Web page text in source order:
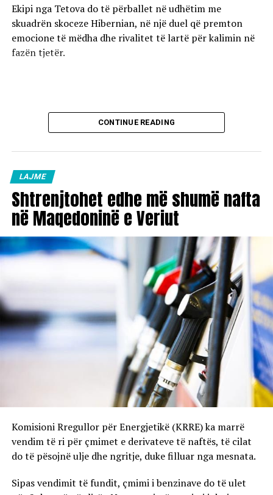
Ekipi nga Tetova do të përballet në udhëtim me
skuadrën skoceze Hibernian, në një duel që premton
emocione të mëdha dhe rivalitet të lartë për kalimin në
fazën tjetër.
CONTINUE READING
LAJME
Shtrenjtohet edhe më shumë nafta
në Maqedoninë e Veriut
Komisioni Rregullor për Energjetikë (KRRE) ka marrë
vendim të ri për çmimet e derivateve të naftës, të cilat
do të pësojnë ulje dhe ngritje, duke filluar nga mesnata.
Sipas vendimit të fundit, çmimi i benzinave do të ulet